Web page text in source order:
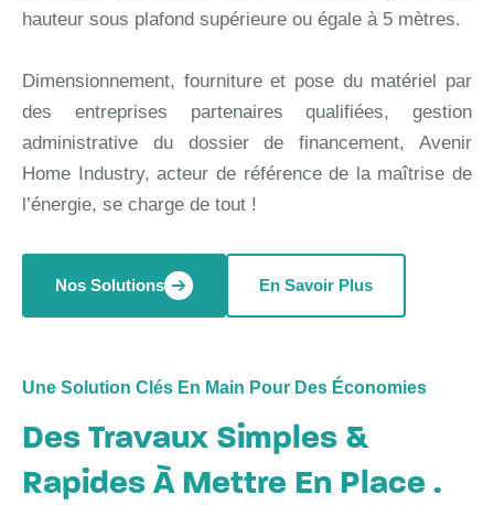
hauteur sous plafond supérieure ou égale à 5 mètres.
Dimensionnement, fourniture et pose du matériel par
des entreprises partenaires qualifiées, gestion
administrative du dossier de financement, Avenir
Home Industry, acteur de référence de la maîtrise de
l’énergie, se charge de tout !
Nos Solutions En Savoir Plus
Une Solution Clés En Main Pour Des Économies
Des Travaux Simples &
Rapides À Mettre En Place .